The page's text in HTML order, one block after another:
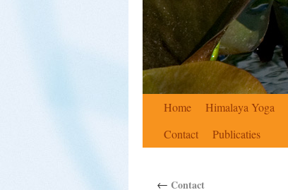
Home Himalaya Yoga
Contact
Publicaties
← Contact